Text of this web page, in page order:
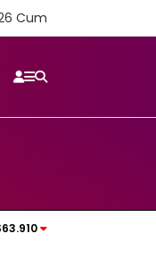
Cum
| Boluspor – Manisa